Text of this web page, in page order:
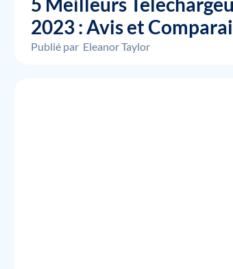
2023 : Avis et
Publié par Eleanor Taylor